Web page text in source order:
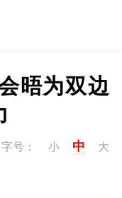
晤为双边
字号： 小 中 大